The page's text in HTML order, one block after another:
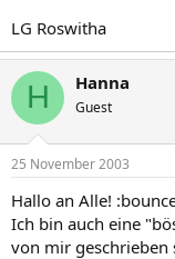
LG Roswitha
H Hanna
Guest
25 November 2003
Hallo an Alle!
Ich bin auch eine
von mir geschrieben